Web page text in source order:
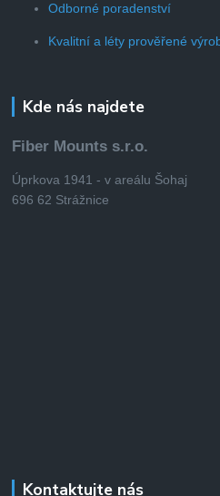
Odborné poradenství
Kvalitní a léty prověřené
Kde nás najdete
Fiber Mounts s.r.o.
Úprkova 1941 - v areálu Šohaj
696 62 Strážnice
Kontaktujte nás